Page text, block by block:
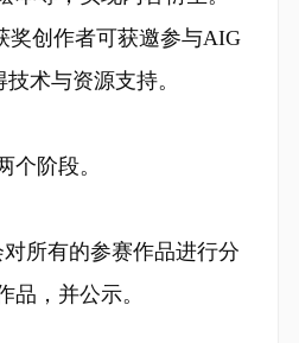
奖创作者可获邀参与AIG
术与资源支持。
个阶段。
所有的参赛作品进行分
品，并公示。